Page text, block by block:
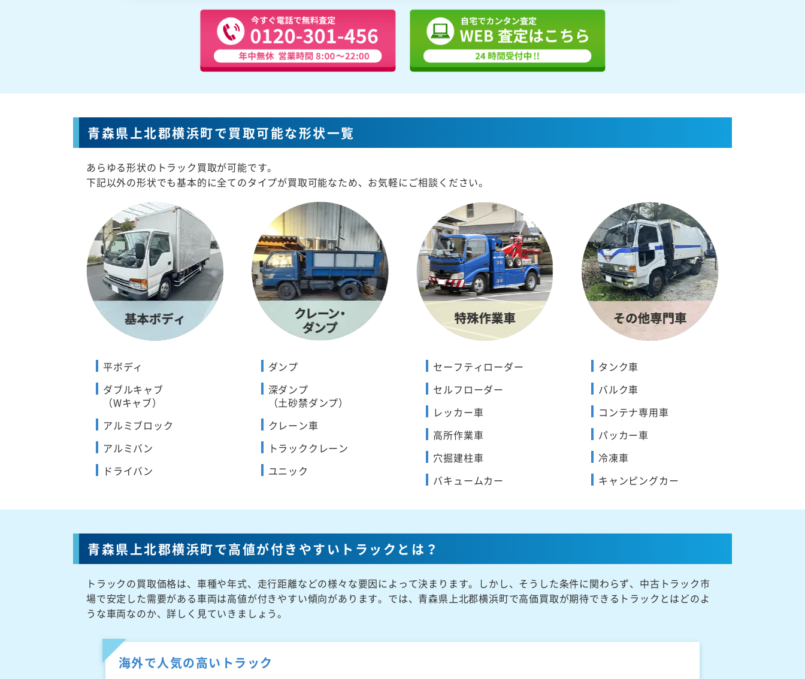
青森県上北郡横浜町で買取可能な形状一覧
あらゆる形状のトラック買取が可能です。
下記以外の形状でも基本的に全てのタイプが買取可能なため、お気軽にご相談ください。
平ボディ
ダブルキャブ
（Wキャブ）
アルミブロック
アルミバン
ドライバン
ダンプ
深ダンプ
（土砂禁ダンプ）
クレーン車
トラッククレーン
ユニック
セーフティローダー
セルフローダー
レッカー車
高所作業車
穴掘建柱車
バキュームカー
タンク車
バルク車
コンテナ専用車
パッカー車
冷凍車
キャンピングカー
青森県上北郡横浜町で高値が付きやすいトラックとは？
トラックの買取価格は、車種や年式、走行距離などの様々な要因によって決まります。しかし、そうした条件に関わらず、中古トラック市
場で安定した需要がある車両は高値が付きやすい傾向があります。では、青森県上北郡横浜町で高価買取が期待できるトラックとはどのよ
うな車両なのか、詳しく見ていきましょう。
海外で人気の高いトラック